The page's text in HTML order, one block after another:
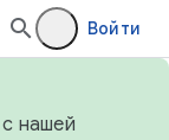
Войти
с нашей